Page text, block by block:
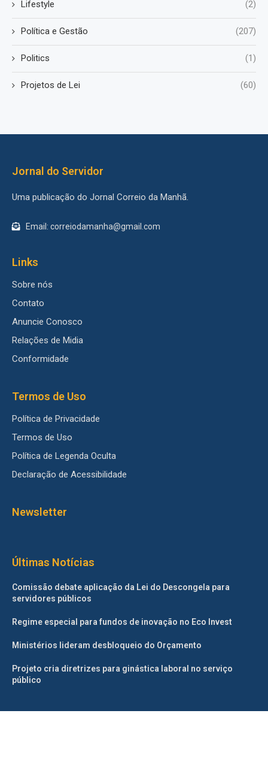
Lifestyle (2)
Política e Gestão (207)
Politics (1)
Projetos de Lei (60)
Jornal do Servidor
Uma publicação do Jornal Correio da Manhã.
Email: correiodamanha@gmail.com
Links
Sobre nós
Contato
Anuncie Conosco
Relações de Midia
Conformidade
Termos de Uso
Política de Privacidade
Termos de Uso
Política de Legenda Oculta
Declaração de Acessibilidade
Newsletter
Últimas Notícias
Comissão debate aplicação da Lei do Descongela para
servidores públicos
Regime especial para fundos de inovação no Eco Invest
Ministérios lideram desbloqueio do Orçamento
Projeto cria diretrizes para ginástica laboral no serviço
público